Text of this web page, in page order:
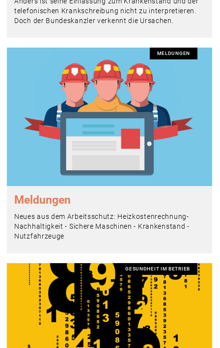
telefonischen Krankschreibung nicht zu interpretieren.
Doch der Bundeskanzler verkennt die Ursachen.
MELDUNGEN
Meldungen
Neues aus dem Arbeitsschutz: Heizkostenrechnung-
Nachhaltigkeit - Sichere Maschinen - Krankenstand -
Nutzfahrzeuge
GESUNDHEIT IM BETRIEB